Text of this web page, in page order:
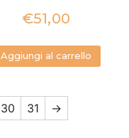
€51,00
Aggiungi al carrello
30 31 →